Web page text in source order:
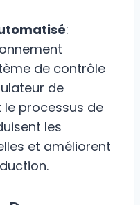
:
de contrôle
de
processus de
les
et améliorent